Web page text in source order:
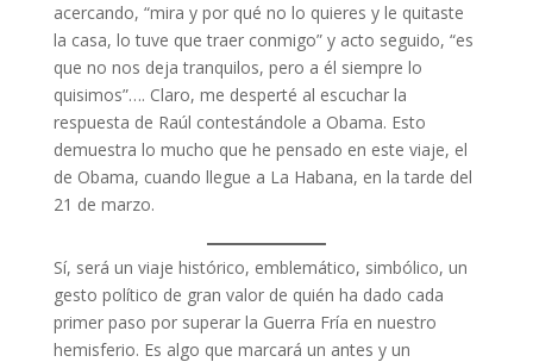
acercando, “mira y por qué no lo quieres y le quitaste
la casa, lo tuve que traer conmigo” y acto seguido, “es
que no nos deja tranquilos, pero a él siempre lo
quisimos”…. Claro, me desperté al escuchar la
respuesta de Raúl contestándole a Obama. Esto
demuestra lo mucho que he pensado en este viaje, el
de Obama, cuando llegue a La Habana, en la tarde del
21 de marzo.
Sí, será un viaje histórico, emblemático, simbólico, un
gesto político de gran valor de quién ha dado cada
primer paso por superar la Guerra Fría en nuestro
hemisferio. Es algo que marcará un antes y un